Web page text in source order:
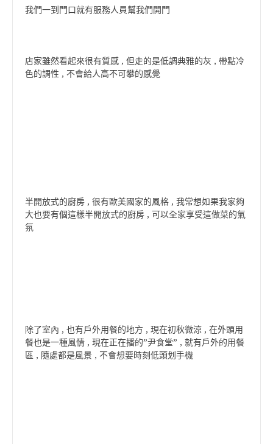
我們一到門口就有服務人員幫我們開門
店家雖然看起來很有質感 , 但走的是低調典雅的灰 , 帶點冷
色的調性 , 不會給人高不可攀的感覺
半開放式的廚房 , 很有歐美國家的風格 , 我常想如果我家夠
大也要有個這樣半開放式的廚房 , 可以全家享受這做菜的氣
氛
除了室內 , 也有戶外用餐的地方 , 現在初秋微涼 , 在外頭用
餐也是一種風情 , 現在正在播的”尹食堂” , 就有戶外的用餐
區 , 隨處都是風景 , 不會想要時刻低頭划手機